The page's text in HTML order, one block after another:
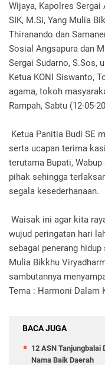
Wijaya, Kapolres Sergai
SIK, M.Si, Yang Mulia
Thiranando dan
Sosial Angsapura dan
Sergai Sudarno, S.Sos,
Ketua KONI Siswanto,
agama, tokoh
Rampah, Sabtu (12-05-
Ketua Panitia Budi SE
serta ucapan terima
terutama Bupati,
pihak sehingga
segala kesederhanaan.
Waisak ini agar kita
wujud peringatan hari
sebagai penerang hidup
Mulia Bikkhu
sambutannya
Tema : Harmoni Dalam
BACA JUGA
12 ASN
Nama Baik Daerah